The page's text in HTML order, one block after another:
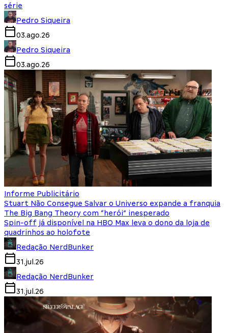
série
Pedro Siqueira
03.ago.26
Pedro Siqueira
03.ago.26
Informe Publicitário
Stuart Não Consegue Salvar o Universo expande a franquia
The Big Bang Theory com “herói” inesperado
Spin-off já disponível na HBO Max leva o dono da loja de
quadrinhos ao holofote
Redação NerdBunker
31.jul.26
Redação NerdBunker
31.jul.26